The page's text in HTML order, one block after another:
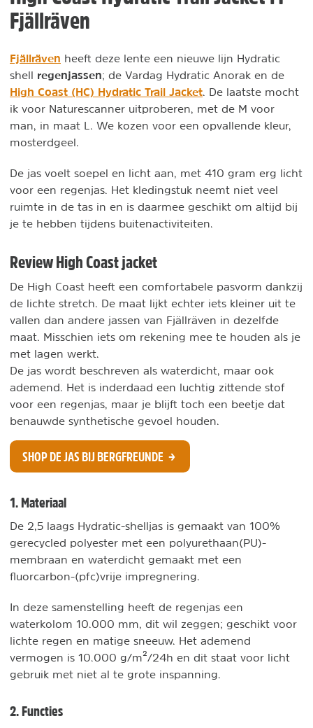
Fjällräven
Fjällräven heeft deze lente een nieuwe lijn Hydratic
shell regenjassen; de Vardag Hydratic Anorak en de
High Coast (HC) Hydratic Trail Jacket . De laatste mocht
ik voor Naturescanner uitproberen, met de M voor
man, in maat L. We kozen voor een opvallende kleur,
mosterdgeel.
De jas voelt soepel en licht aan, met 410 gram erg licht
voor een regenjas. Het kledingstuk neemt niet veel
ruimte in de tas in en is daarmee geschikt om altijd bij
je te hebben tijdens buitenactiviteiten.
Review High Coast jacket
De High Coast heeft een comfortabele pasvorm dankzij
de lichte stretch. De maat lijkt echter iets kleiner uit te
vallen dan andere jassen van Fjällräven in dezelfde
maat. Misschien iets om rekening mee te houden als je
met lagen werkt.
De jas wordt beschreven als waterdicht, maar ook
ademend. Het is inderdaad een luchtig zittende stof
voor een regenjas, maar je blijft toch een beetje dat
benauwde synthetische gevoel houden.
SHOP DE JAS BIJ BERGFREUNDE
1. Materiaal
De 2,5 laags Hydratic-shelljas is gemaakt van 100%
gerecycled polyester met een polyurethaan(PU)-
membraan en waterdicht gemaakt met een
fluorcarbon-(pfc)vrije impregnering.
In deze samenstelling heeft de regenjas een
waterkolom 10.000 mm, dit wil zeggen; geschikt voor
lichte regen en matige sneeuw. Het ademend
vermogen is 10.000 g/m²/24h en dit staat voor licht
gebruik met niet al te grote inspanning.
2. Functies